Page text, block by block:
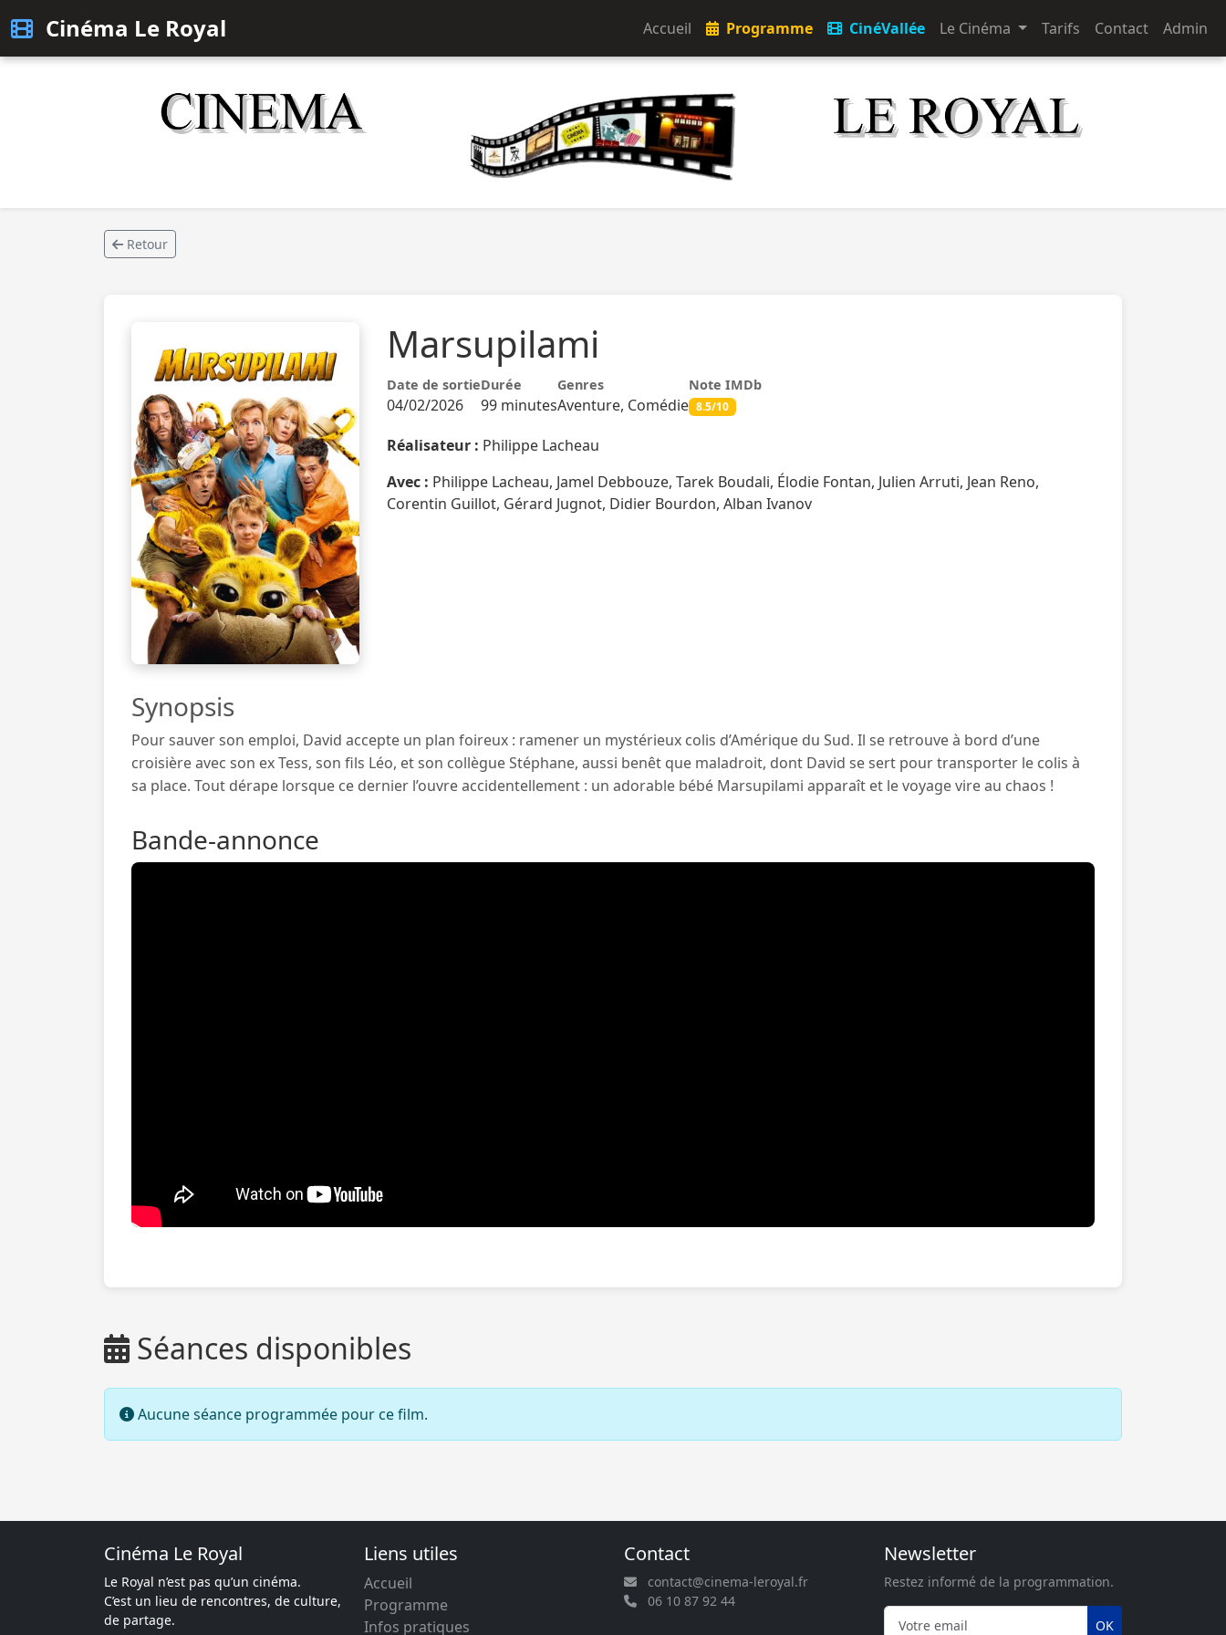
Cinéma Le Royal Accueil Programme CinéVallée Le Cinéma Tarifs Contact Admin
Retour
Marsupilami
Date de sortie
04/02/2026
Durée
99 minutes
Genres
Aventure, Comédie
Note IMDb
8.5/10
Réalisateur : Philippe Lacheau
Avec : Philippe Lacheau, Jamel Debbouze, Tarek Boudali, Élodie Fontan, Julien Arruti, Jean Reno,
Corentin Guillot, Gérard Jugnot, Didier Bourdon, Alban Ivanov
Synopsis
Pour sauver son emploi, David accepte un plan foireux : ramener un mystérieux colis d’Amérique du Sud. Il se retrouve à bord d’une
croisière avec son ex Tess, son fils Léo, et son collègue Stéphane, aussi benêt que maladroit, dont David se sert pour transporter le colis à
sa place. Tout dérape lorsque ce dernier l’ouvre accidentellement : un adorable bébé Marsupilami apparaît et le voyage vire au chaos !
Bande-annonce
Séances disponibles
Aucune séance programmée pour ce film.
Cinéma Le Royal
Le Royal n’est pas qu’un cinéma.
C’est un lieu de rencontres, de culture,
de partage.
Liens utiles
Accueil
Programme
Infos pratiques
Contact
contact@cinema-leroyal.fr
06 10 87 92 44
Newsletter
Restez informé de la programmation.
OK